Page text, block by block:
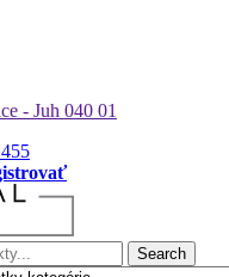
- Juh 040 01
Search